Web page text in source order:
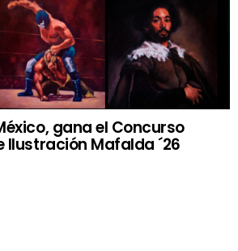
gana el Concurso
Ilustración Mafalda ´26